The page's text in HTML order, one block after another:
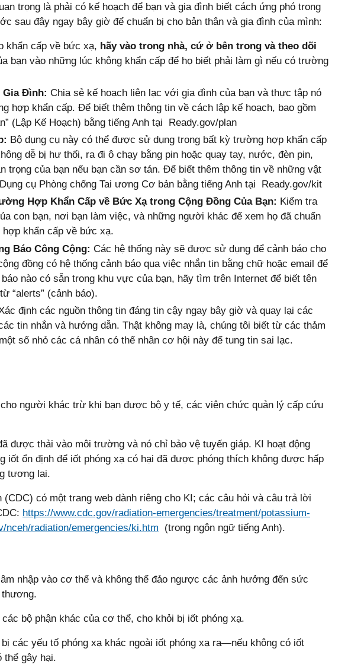
trọng là phải có kế hoạch để bạn và gia đình biết cách ứng phó trong
sau đây ngay bây giờ để chuẩn bị cho bản thân và gia đình của mình:
khẩn cấp về bức xạ, hãy vào trong nhà, cứ ở bên trong và theo dõi
bạn vào những lúc không khẩn cấp để họ biết phải làm gì nếu có trường
Gia Đình: Chia sẻ kế hoạch liên lạc với gia đình của bạn và thực tập nó
hợp khẩn cấp. Để biết thêm thông tin về cách lập kế hoạch, bao gồm
(Lập Kế Hoạch) bằng tiếng Anh tại Ready.gov/plan
Bộ dụng cụ này có thể được sử dụng trong bất kỳ trường hợp khẩn cấp
dễ bị hư thối, ra đi ô chạy bằng pin hoặc quay tay, nước, đèn pin,
trọng của bạn nếu bạn cần sơ tán. Để biết thêm thông tin về những vật
cụ Phòng chống Tai ương Cơ bản bằng tiếng Anh tại Ready.gov/kit
Hợp Khẩn Cấp về Bức Xạ trong Cộng Đồng Của Bạn: Kiểm tra
con bạn, nơi bạn làm việc, và những người khác để xem họ đã chuẩn
khẩn cấp về bức xạ.
Báo Công Cộng: Các hệ thống này sẽ được sử dụng để cảnh báo cho
đồng có hệ thống cảnh báo qua việc nhắn tin bằng chữ hoặc email để
nào có sẵn trong khu vực của bạn, hãy tìm trên Internet để biết tên
“alerts” (cảnh báo).
định các nguồn thông tin đáng tin cậy ngay bây giờ và quay lại các
tin nhắn và hướng dẫn. Thật không may là, chúng tôi biết từ các thảm
số nhỏ các cá nhân có thể nhân cơ hội này để tung tin sai lạc.
người khác trừ khi bạn được bộ y tế, các viên chức quản lý cấp cứu
được thải vào môi trường và nó chỉ bảo vệ tuyến giáp. KI hoạt động
iốt ổn định để iốt phóng xạ có hại đã được phóng thích không được hấp
tương lai.
có một trang web dành riêng cho KI; các câu hỏi và câu trả lời
https://www.cdc.gov/radiation-emergencies/treatment/potassium-
nceh/radiation/emergencies/ki.htm (trong ngôn ngữ tiếng Anh).
nhập vào cơ thể và không thể đảo ngược các ảnh hưởng đến sức
thương.
bộ phận khác của cơ thể, cho khỏi bị iốt phóng xạ.
các yếu tố phóng xạ khác ngoài iốt phóng xạ ra—nếu không có iốt
thể gây hại.